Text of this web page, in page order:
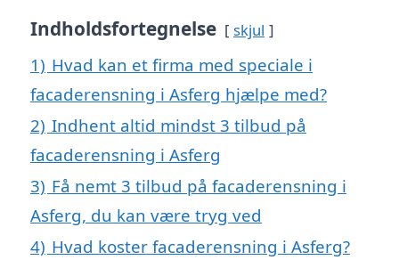
Indholdsfortegnelse skjul
1) Hvad kan et firma med speciale i
facaderensning i Asferg hjælpe med?
2) Indhent altid mindst 3 tilbud på
facaderensning i Asferg
3) Få nemt 3 tilbud på facaderensning i
Asferg, du kan være tryg ved
4) Hvad koster facaderensning i Asferg?